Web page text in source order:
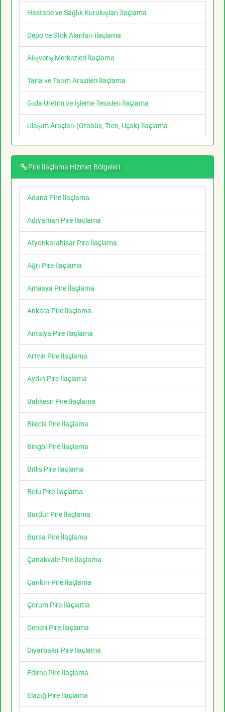
Hastane ve Sağlık Kuruluşları İlaçlama
Depo ve Stok Alanları İlaçlama
Alışveriş Merkezleri İlaçlama
Tarla ve Tarım Arazileri İlaçlama
Gıda Üretim ve İşleme Tesisleri İlaçlama
Ulaşım Araçları (Otobüs, Tren, Uçak) İlaçlama
Pire İlaçlama Hizmet Bölgeleri
Adana Pire İlaçlama
Adıyaman Pire İlaçlama
Afyonkarahisar Pire İlaçlama
Ağrı Pire İlaçlama
Amasya Pire İlaçlama
Ankara Pire İlaçlama
Antalya Pire İlaçlama
Artvin Pire İlaçlama
Aydın Pire İlaçlama
Balıkesir Pire İlaçlama
Bilecik Pire İlaçlama
Bingöl Pire İlaçlama
Bitlis Pire İlaçlama
Bolu Pire İlaçlama
Burdur Pire İlaçlama
Bursa Pire İlaçlama
Çanakkale Pire İlaçlama
Çankırı Pire İlaçlama
Çorum Pire İlaçlama
Denizli Pire İlaçlama
Diyarbakır Pire İlaçlama
Edirne Pire İlaçlama
Elazığ Pire İlaçlama